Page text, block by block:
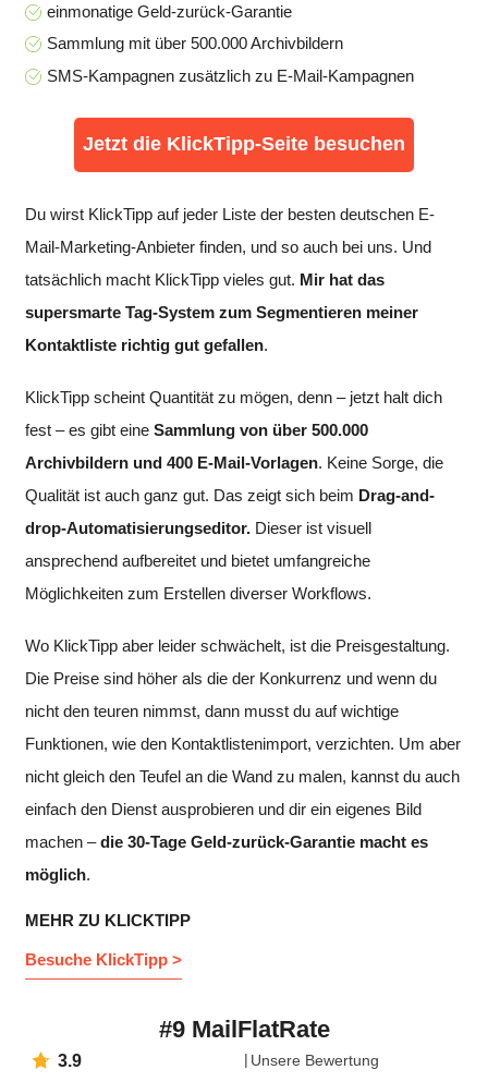
einmonatige Geld-zurück-Garantie
Sammlung mit über 500.000 Archivbildern
SMS-Kampagnen zusätzlich zu E-Mail-Kampagnen
Jetzt die KlickTipp-Seite besuchen
Du wirst KlickTipp auf jeder Liste der besten deutschen E-
Mail-Marketing-Anbieter finden, und so auch bei uns. Und
tatsächlich macht KlickTipp vieles gut. Mir hat das
supersmarte Tag-System zum Segmentieren meiner
Kontaktliste richtig gut gefallen.
KlickTipp scheint Quantität zu mögen, denn – jetzt halt dich
fest – es gibt eine Sammlung von über 500.000
Archivbildern und 400 E-Mail-Vorlagen. Keine Sorge, die
Qualität ist auch ganz gut. Das zeigt sich beim Drag-and-
drop-Automatisierungseditor. Dieser ist visuell
ansprechend aufbereitet und bietet umfangreiche
Möglichkeiten zum Erstellen diverser Workflows.
Wo KlickTipp aber leider schwächelt, ist die Preisgestaltung.
Die Preise sind höher als die der Konkurrenz und wenn du
nicht den teuren nimmst, dann musst du auf wichtige
Funktionen, wie den Kontaktlistenimport, verzichten. Um aber
nicht gleich den Teufel an die Wand zu malen, kannst du auch
einfach den Dienst ausprobieren und dir ein eigenes Bild
machen –die 30-Tage Geld-zurück-Garantie macht es
möglich.
MEHR ZU KLICKTIPP
Besuche KlickTipp >
#9 MailFlatRate
3.9 Unsere Bewertung